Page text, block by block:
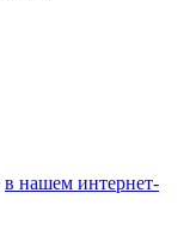
в нашем интернет-